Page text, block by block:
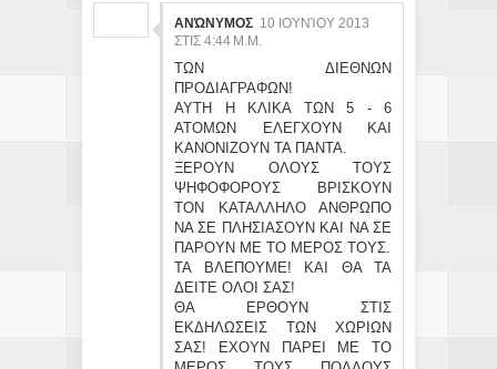
ΑΝΏΝΥΜΟΣ 10 ΙΟΥΝΊΟΥ 2013
ΣΤΙΣ 4:44 Μ.Μ.
ΤΩΝ ΔΙΕΘΝΩΝ
ΠΡΟΔΙΑΓΡΑΦΩΝ!
ΑΥΤΗ Η ΚΛΙΚΑ ΤΩΝ 5 - 6
ΑΤΟΜΩΝ ΕΛΕΓΧΟΥΝ ΚΑΙ
ΚΑΝΟΝΙΖΟΥΝ ΤΑ ΠΑΝΤΑ.
ΞΕΡΟΥΝ ΟΛΟΥΣ ΤΟΥΣ
ΨΗΦΟΦΟΡΟΥΣ ΒΡΙΣΚΟΥΝ
ΤΟΝ ΚΑΤΑΛΛΗΛΟ ΑΝΘΡΩΠΟ
ΝΑ ΣΕ ΠΛΗΣΙΑΣΟΥΝ ΚΑΙ ΝΑ ΣΕ
ΠΑΡΟΥΝ ΜΕ ΤΟ ΜΕΡΟΣ ΤΟΥΣ.
ΤΑ ΒΛΕΠΟΥΜΕ! ΚΑΙ ΘΑ ΤΑ
ΔΕΙΤΕ ΟΛΟΙ ΣΑΣ!
ΘΑ ΕΡΘΟΥΝ ΣΤΙΣ
ΕΚΔΗΛΩΣΕΙΣ ΤΩΝ ΧΩΡΙΩΝ
ΣΑΣ! ΕΧΟΥΝ ΠΑΡΕΙ ΜΕ ΤΟ